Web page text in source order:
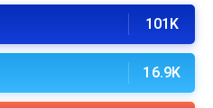
101K
16.9K